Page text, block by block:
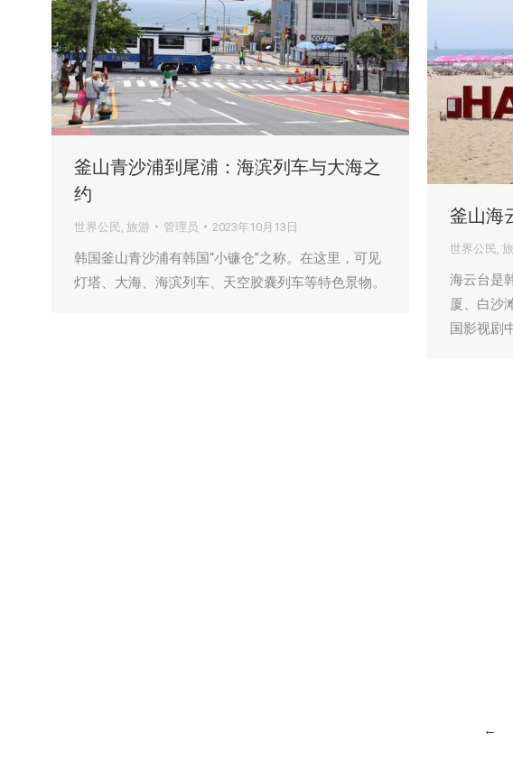
釜山青沙浦到尾浦：海滨列车与大海之
约
世界公民 旅游 管理员 2023年10月13日
韩国釜山青沙浦有韩国“小镰仓”之称。在这里，可见
灯塔、大海、海滨列车、天空胶囊列车等特色景物。
釜山海
世界公民
海云台是
厦、白沙
国影视剧
←